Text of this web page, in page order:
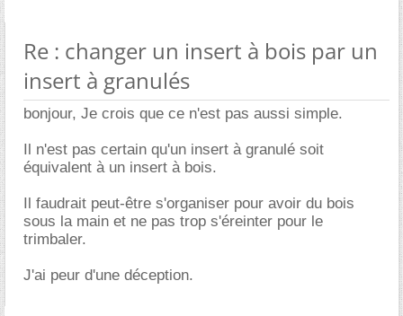
Re : changer un insert à bois par un
insert à granulés
bonjour, Je crois que ce n'est pas aussi simple.
Il n'est pas certain qu'un insert à granulé soit
équivalent à un insert à bois.
Il faudrait peut-être s'organiser pour avoir du bois
sous la main et ne pas trop s'éreinter pour le
trimbaler.
J'ai peur d'une déception.